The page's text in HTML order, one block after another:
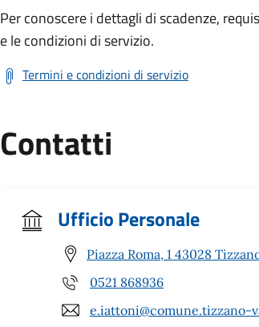
Per conoscere i dettagli di scadenze,
e le condizioni di servizio.
Termini e condizioni di servizio
Contatti
Ufficio Personale
Piazza Roma, 1 43028
0521 868936
e.iattoni@comune.tizzano-